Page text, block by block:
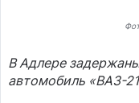
В Адлере
автомобиль «ВАЗ-